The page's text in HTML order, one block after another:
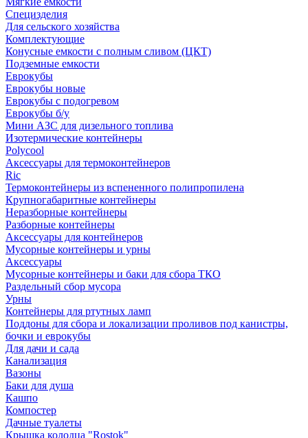
Специзделия
Для сельского хозяйства
Комплектующие
Конусные емкости с полным сливом (ЦКТ)
Подземные емкости
Еврокубы
Еврокубы новые
Еврокубы с подогревом
Еврокубы б/у
Мини АЗС для дизельного топлива
Изотермические контейнеры
Polycool
Аксессуары для термоконтейнеров
Ric
Термоконтейнеры из вспененного полипропилена
Крупногабаритные контейнеры
Неразборные контейнеры
Разборные контейнеры
Аксессуары для контейнеров
Мусорные контейнеры и урны
Аксессуары
Мусорные контейнеры и баки для сбора ТКО
Раздельный сбор мусора
Урны
Контейнеры для ртутных ламп
Поддоны для сбора и локализации проливов под канистры,
бочки и еврокубы
Для дачи и сада
Канализация
Вазоны
Баки для душа
Кашпо
Компостер
Дачные туалеты
Крышка колодца "Rostok"